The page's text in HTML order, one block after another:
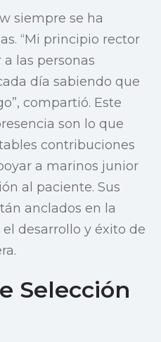
siempre se ha
“Mi principio rector
las personas
día sabiendo que
compartió. Este
son lo que
contribuciones
a marinos junior
al paciente. Sus
anclados en la
desarrollo y éxito de
Selección